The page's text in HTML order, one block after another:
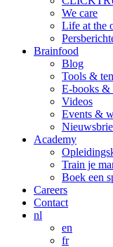
We care
Life at the
Brainfood
Blog
Tools &
E-books &
Videos
Events &
Academy
Train je
Boek een
Careers
Contact
nl
en
fr